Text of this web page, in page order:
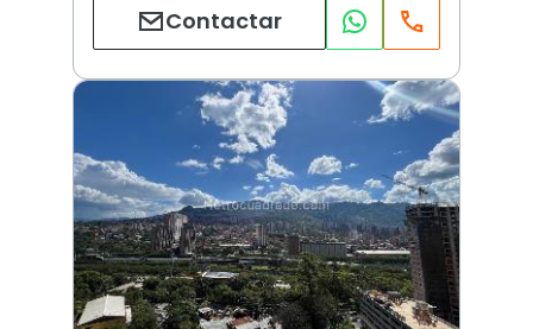
Contactar